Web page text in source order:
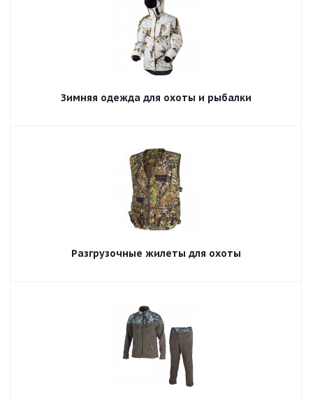
Зимняя одежда для охоты и рыбалки
Разгрузочные жилеты для охоты